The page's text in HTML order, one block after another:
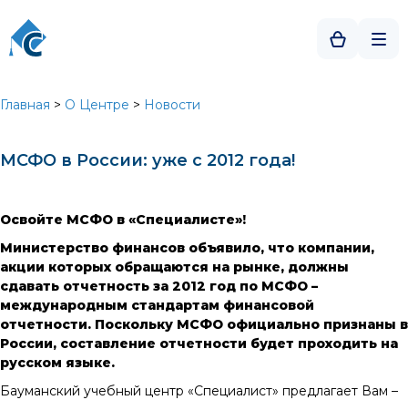
Главная > О Центре > Новости
МСФО в России: уже с 2012 года!
Освойте МСФО в «Специалисте»!
Министерство финансов объявило, что компании,
акции которых обращаются на рынке, должны
сдавать отчетность за 2012 год по МСФО –
международным стандартам финансовой
отчетности. Поскольку МСФО официально признаны в
России, составление отчетности будет проходить на
русском языке.
Бауманский учебный центр «Специалист» предлагает Вам –